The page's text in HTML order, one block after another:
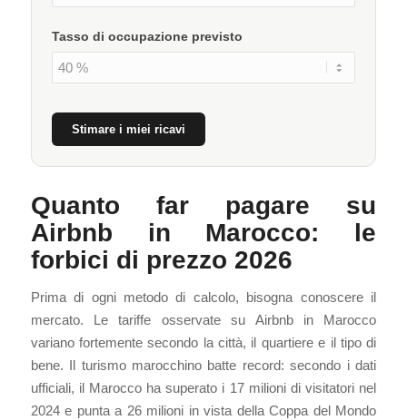
Tasso di occupazione previsto
Stimare i miei ricavi
Quanto far pagare su
Airbnb in Marocco: le
forbici di prezzo 2026
Prima di ogni metodo di calcolo, bisogna conoscere il
mercato. Le tariffe osservate su Airbnb in Marocco
variano fortemente secondo la città, il quartiere e il tipo di
bene. Il turismo marocchino batte record: secondo i dati
ufficiali, il Marocco ha superato i 17 milioni di visitatori nel
2024 e punta a 26 milioni in vista della Coppa del Mondo